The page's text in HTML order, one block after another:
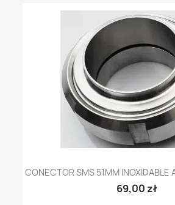
CONECTOR SMS 51MM INOXIDABLE
69,00 zł